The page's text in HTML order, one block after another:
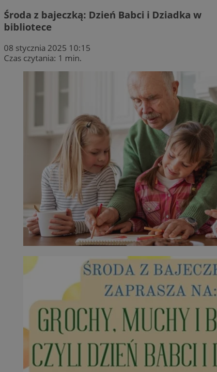
Środa z bajeczką: Dzień Babci i Dziadka w
bibliotece
08 stycznia 2025 10:15
Czas czytania: 1 min.